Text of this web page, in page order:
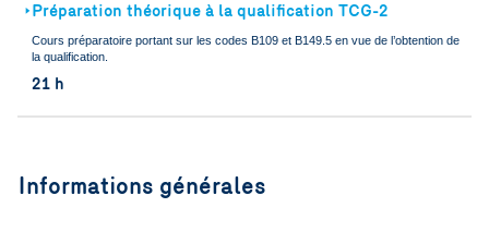
🢒 Préparation théorique à la qualification TCG-2
Cours préparatoire portant sur les codes B109 et B149.5 en vue de l’obtention de
la qualification.
21 h
Informations générales